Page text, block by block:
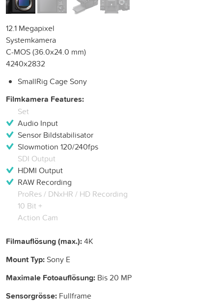
12.1 Megapixel
Systemkamera
C-MOS (36.0x24.0 mm)
4240x2832
SmallRig Cage Sony
Filmkamera Features:
Set
Audio Input
Sensor Bildstabilisator
Slowmotion 120/240fps
SDI Output
HDMI Output
RAW Recording
ProRes / DNxHR / HD Recording
10 Bit +
Action Cam
Filmauflösung (max.):4K
Mount Typ: Sony E
Maximale Fotoauflösung: Bis 20 MP
Sensorgrösse: Fullframe